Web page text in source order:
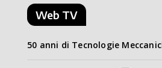
Web TV
50 anni di Tecnologie